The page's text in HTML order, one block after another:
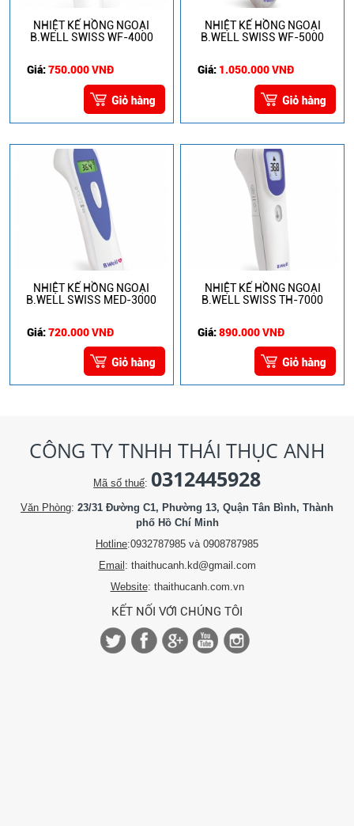
NHIỆT KẾ HỒNG NGOẠI
B.WELL SWISS WF-4000
Giá:750.000 VNĐ
NHIỆT KẾ HỒNG NGOẠI
B.WELL SWISS WF-5000
Giá: 1.050.000 VNĐ
NHIỆT KẾ HỒNG NGOẠI
B.WELL SWISS MED-3000
Giá:720.000 VNĐ
NHIỆT KẾ HỒNG NGOẠI
B.WELL SWISS TH-7000
Giá:890.000 VNĐ
CÔNG TY TNHH THÁI THỤC ANH
Mã số thuế: 0312445928
Văn Phòng: 23/31 Đường C1, Phường 13, Quận Tân Bình, Thành
phố Hồ Chí Minh
Hotline:0932787985 và 0908787985
Email : thaithucanh.kd@gmail.com
Website: thaithucanh.com.vn
KẾT NỐI VỚI CHÚNG TÔI